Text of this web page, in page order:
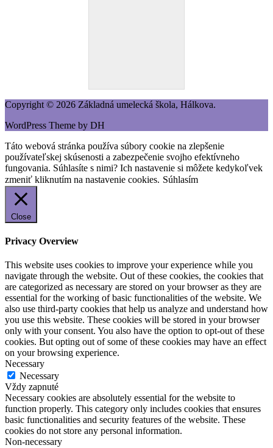
Copyright © 2026 Základná umelecká škola, Hálkova.
WordPress Theme by DH
Táto webová stránka používa súbory cookie na zlepšenie
používateľskej skúsenosti a zabezpečenie svojho efektívneho
fungovania. Súhlasíte s nimi? Ich nastavenie si môžete kedykoľvek
zmeniť kliknutím na nastavenie cookies. Súhlasím
Close
Privacy Overview
This website uses cookies to improve your experience while you
navigate through the website. Out of these cookies, the cookies that
are categorized as necessary are stored on your browser as they are
essential for the working of basic functionalities of the website. We
also use third-party cookies that help us analyze and understand how
you use this website. These cookies will be stored in your browser
only with your consent. You also have the option to opt-out of these
cookies. But opting out of some of these cookies may have an effect
on your browsing experience.
Necessary
Necessary
Vždy zapnuté
Necessary cookies are absolutely essential for the website to
function properly. This category only includes cookies that ensures
basic functionalities and security features of the website. These
cookies do not store any personal information.
Non-necessary